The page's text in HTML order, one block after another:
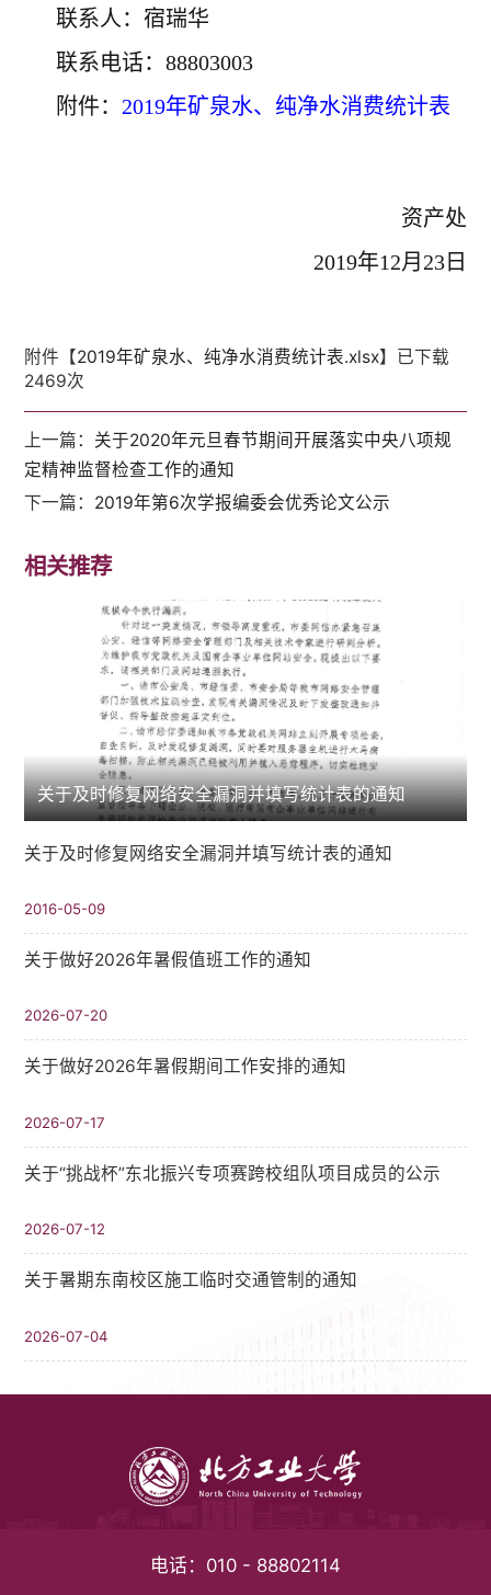
联系人：宿瑞华
联系电话：88803003
附件： 2019年矿泉水、纯净水消费统计表
资产处
2019年12月23日
附件【2019年矿泉水、纯净水消费统计表.xlsx】已下载
2469次
上一篇： 关于2020年元旦春节期间开展落实中央八项规
定精神监督检查工作的通知
下一篇： 2019年第6次学报编委会优秀论文公示
相关推荐
关于及时修复网络安全漏洞并填写统计表的通知
关于及时修复网络安全漏洞并填写统计表的通知
2016-05-09
关于做好2026年暑假值班工作的通知
2026-07-20
关于做好2026年暑假期间工作安排的通知
2026-07-17
关于“挑战杯”东北振兴专项赛跨校组队项目成员的公示
2026-07-12
关于暑期东南校区施工临时交通管制的通知
2026-07-04
电话： 010 - 88802114